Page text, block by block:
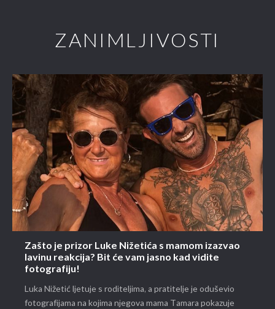
ZANIMLJIVOSTI
Zašto je prizor Luke Nižetića s mamom izazvao
lavinu reakcija? Bit će vam jasno kad vidite
fotografiju!
Luka Nižetić ljetuje s roditeljima, a pratitelje je oduševio
fotografijama na kojima njegova mama Tamara pokazuje